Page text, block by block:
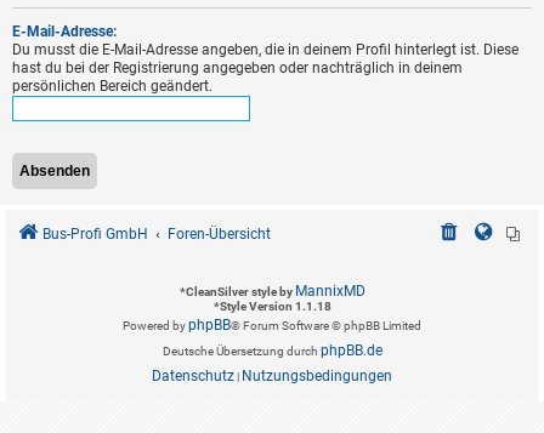
E-Mail-Adresse:
Du musst die E-Mail-Adresse angeben, die in deinem Profil hinterlegt ist. Diese
hast du bei der Registrierung angegeben oder nachträglich in deinem
persönlichen Bereich geändert.
Bus-Profi GmbH Foren-Übersicht
*CleanSilver style by MannixMD
*Style Version 1.1.18
Powered byphpBB® Forum Software © phpBB Limited
Deutsche Übersetzung durch phpBB.de
Datenschutz Nutzungsbedingungen